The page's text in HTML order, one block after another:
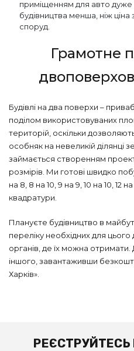
приміщенням для авто дуже
будівництва менша, ніж
споруд.
Грамотне
Будівлі на два поверхи –
поділом використовуваних
територій, оскільки
особняк на невеликій ділянці
займається створенням
розмірів. Ми готові швидко
на 8, 8 на 10, 9 на 9, 10 на 10, 12
квадратури.
Плануєте будівництво в
переліку необхідних для цього
органів, де їх можна
іншого, завантаживши
Харків».
РЕЄСТРУЙТЕСЬ